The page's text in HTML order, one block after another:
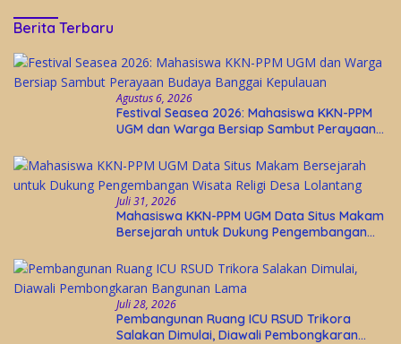
Berita Terbaru
Agustus 6, 2026
Festival Seasea 2026: Mahasiswa KKN-PPM
UGM dan Warga Bersiap Sambut Perayaan
Juli 31, 2026
Mahasiswa KKN-PPM UGM Data Situs Makam
Bersejarah untuk Dukung Pengembangan
Juli 28, 2026
Pembangunan Ruang ICU RSUD Trikora
Salakan Dimulai, Diawali Pembongkaran